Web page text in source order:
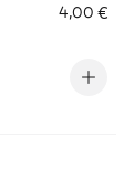
4,00 €